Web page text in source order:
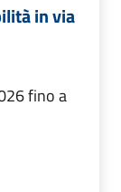
in via
fino a